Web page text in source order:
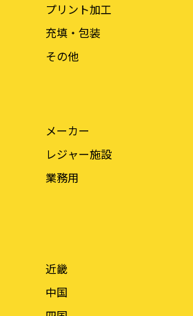
プリント加工
充填・包装
その他
メーカー
レジャー施設
業務用
近畿
中国